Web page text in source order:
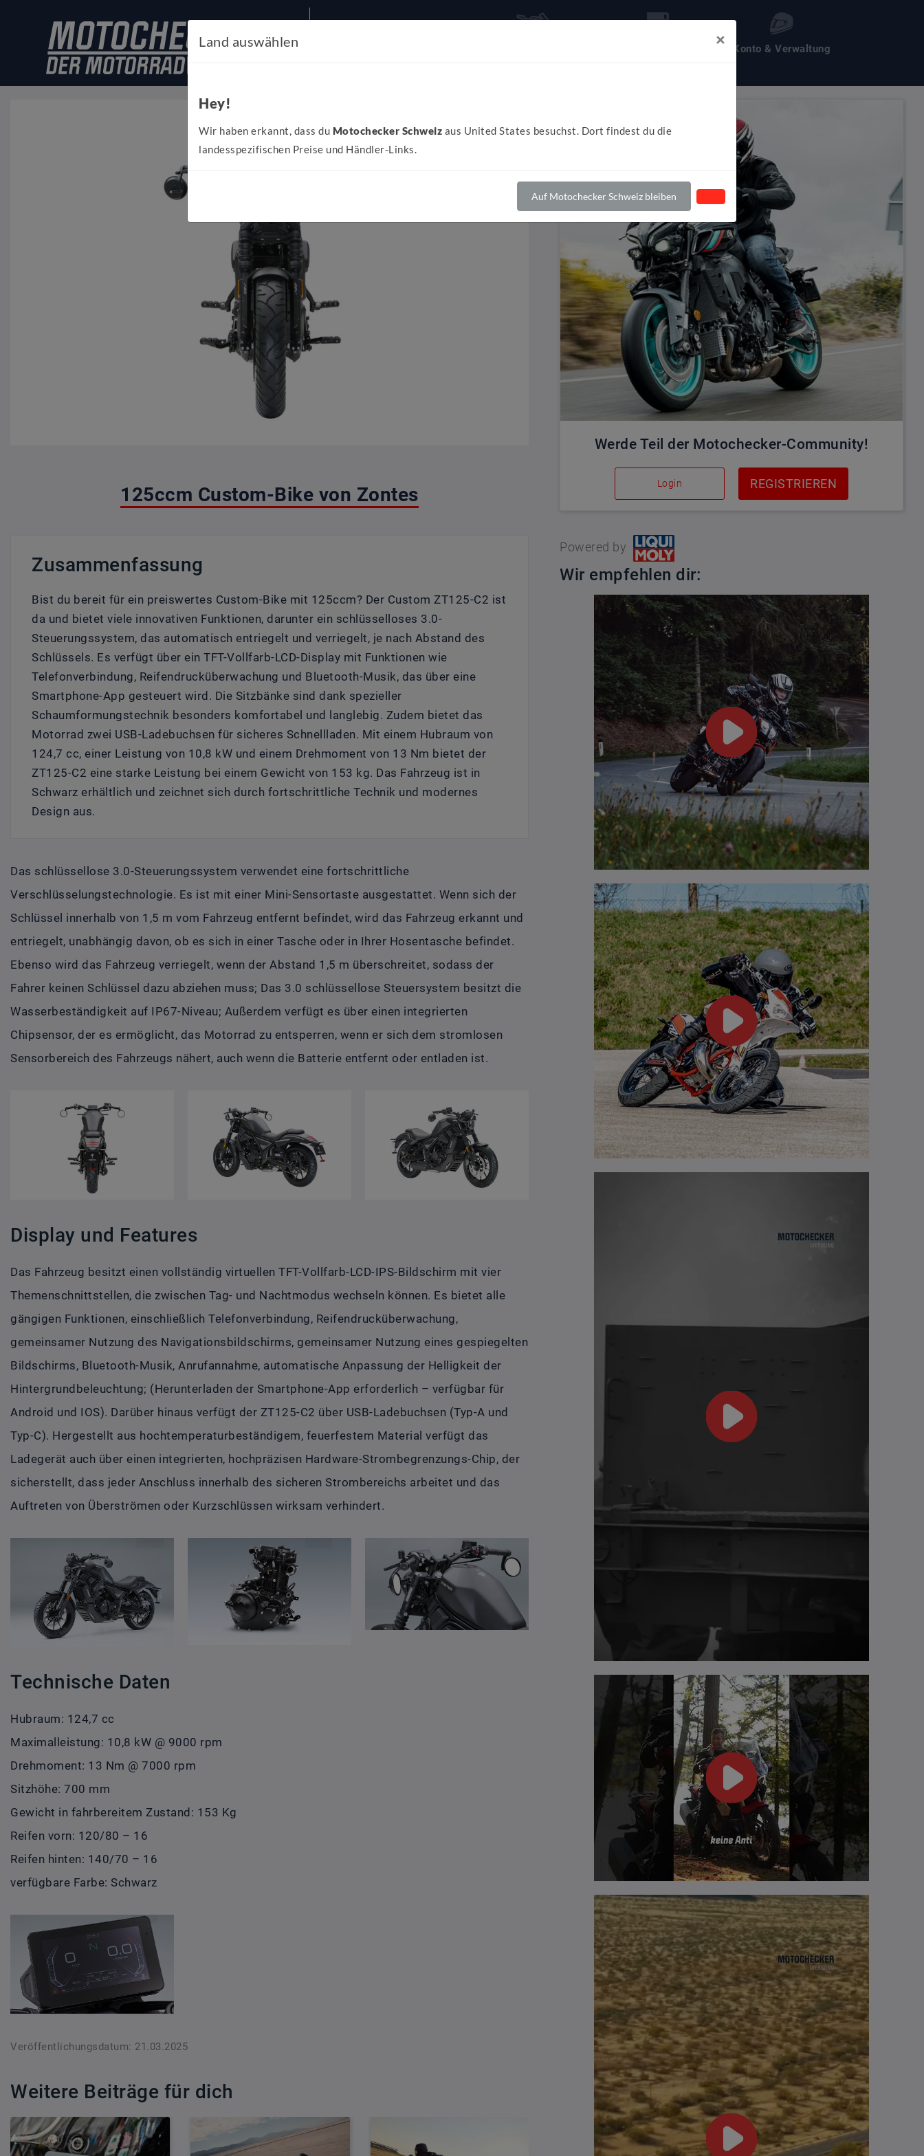
Konto & Verwaltung
125ccm Custom-Bike von Zontes
Zusammenfassung
Bist du bereit für ein preiswertes Custom-Bike mit 125ccm? Der Custom ZT125-C2 ist
da und bietet viele innovativen Funktionen, darunter ein schlüsselloses 3.0-
Steuerungssystem, das automatisch entriegelt und verriegelt, je nach Abstand des
Schlüssels. Es verfügt über ein TFT-Vollfarb-LCD-Display mit Funktionen wie
Telefonverbindung, Reifendrucküberwachung und Bluetooth-Musik, das über eine
Smartphone-App gesteuert wird. Die Sitzbänke sind dank spezieller
Schaumformungstechnik besonders komfortabel und langlebig. Zudem bietet das
Motorrad zwei USB-Ladebuchsen für sicheres Schnellladen. Mit einem Hubraum von
124,7 cc, einer Leistung von 10,8 kW und einem Drehmoment von 13 Nm bietet der
ZT125-C2 eine starke Leistung bei einem Gewicht von 153 kg. Das Fahrzeug ist in
Schwarz erhältlich und zeichnet sich durch fortschrittliche Technik und modernes
Design aus.
Das schlüssellose 3.0-Steuerungssystem verwendet eine fortschrittliche
Verschlüsselungstechnologie. Es ist mit einer Mini-Sensortaste ausgestattet. Wenn sich der
Schlüssel innerhalb von 1,5 m vom Fahrzeug entfernt befindet, wird das Fahrzeug erkannt und
entriegelt, unabhängig davon, ob es sich in einer Tasche oder in Ihrer Hosentasche befindet.
Ebenso wird das Fahrzeug verriegelt, wenn der Abstand 1,5 m überschreitet, sodass der
Fahrer keinen Schlüssel dazu abziehen muss; Das 3.0 schlüssellose Steuersystem besitzt die
Wasserbeständigkeit auf IP67-Niveau; Außerdem verfügt es über einen integrierten
Chipsensor, der es ermöglicht, das Motorrad zu entsperren, wenn er sich dem stromlosen
Sensorbereich des Fahrzeugs nähert, auch wenn die Batterie entfernt oder entladen ist.
Display und Features
Das Fahrzeug besitzt einen vollständig virtuellen TFT-Vollfarb-LCD-IPS-Bildschirm mit vier
Themenschnittstellen, die zwischen Tag- und Nachtmodus wechseln können. Es bietet alle
gängigen Funktionen, einschließlich Telefonverbindung, Reifendrucküberwachung,
gemeinsamer Nutzung des Navigationsbildschirms, gemeinsamer Nutzung eines gespiegelten
Bildschirms, Bluetooth-Musik, Anrufannahme, automatische Anpassung der Helligkeit der
Hintergrundbeleuchtung; (Herunterladen der Smartphone-App erforderlich – verfügbar für
Android und IOS). Darüber hinaus verfügt der ZT125-C2 über USB-Ladebuchsen (Typ-A und
Typ-C). Hergestellt aus hochtemperaturbeständigem, feuerfestem Material verfügt das
Ladegerät auch über einen integrierten, hochpräzisen Hardware-Strombegrenzungs-Chip, der
sicherstellt, dass jeder Anschluss innerhalb des sicheren Strombereichs arbeitet und das
Auftreten von Überströmen oder Kurzschlüssen wirksam verhindert.
Technische Daten
Hubraum: 124,7 cc
Maximalleistung: 10,8 kW @ 9000 rpm
Drehmoment: 13 Nm @ 7000 rpm
Sitzhöhe: 700 mm
Gewicht in fahrbereitem Zustand: 153 Kg
Reifen vorn: 120/80 – 16
Reifen hinten: 140/70 – 16
verfügbare Farbe: Schwarz
Veröffentlichungsdatum: 21.03.2025
Weitere Beiträge für dich
Werde Teil der Motochecker-Community!
Login REGISTRIEREN
Powered by
Wir empfehlen dir:
Land auswählen ×
Hey!
Wir haben erkannt, dass du Motochecker Schweiz aus United States besuchst. Dort findest du die
landesspezifischen Preise und Händler-Links.
Auf Motochecker Schweiz bleiben